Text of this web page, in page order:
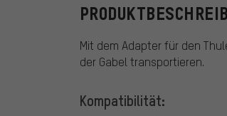
Mit dem Adapter für den
der Gabel transportieren.
Kompatibilität: